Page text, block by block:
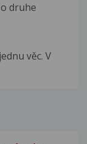
druhe
věc. V